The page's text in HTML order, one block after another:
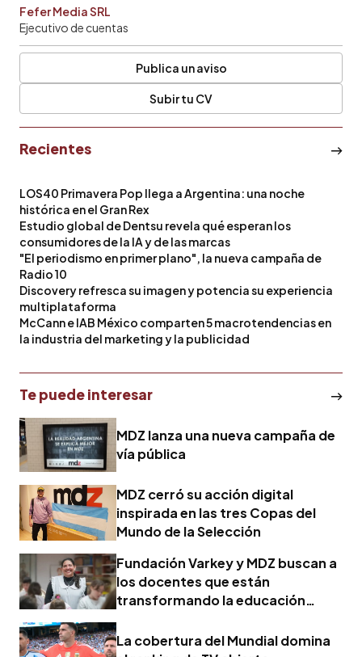
Fefer Media SRL
Ejecutivo de cuentas
Publica un aviso
Subir tu CV
Recientes
LOS40 Primavera Pop llega a Argentina: una noche
histórica en el Gran Rex
Estudio global de Dentsu revela qué esperan los
consumidores de la IA y de las marcas
"El periodismo en primer plano", la nueva campaña de
Radio 10
Discovery refresca su imagen y potencia su experiencia
multiplataforma
McCann e IAB México comparten 5 macrotendencias en
la industria del marketing y la publicidad
Te puede interesar
MDZ lanza una nueva campaña de
vía pública
MDZ cerró su acción digital
inspirada en las tres Copas del
Mundo de la Selección
Fundación Varkey y MDZ buscan a
los docentes que están
transformando la educación
La cobertura del Mundial domina